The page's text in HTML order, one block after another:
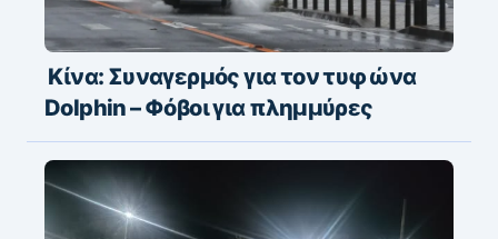
Κίνα: Συναγερμός για τον τυφώνα
Dolphin – Φόβοι για πλημμύρες